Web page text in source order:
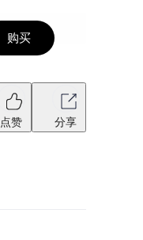
购买
点赞 分享